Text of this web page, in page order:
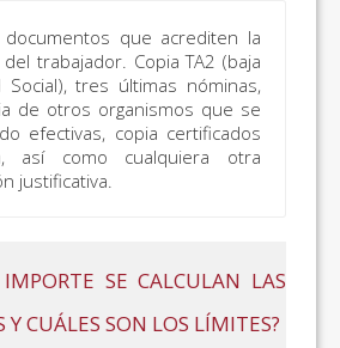
que acrediten la
trabajador. Copia TA2 (baja
Social), tres últimas nóminas,
de otros organismos que se
efectivas, copia certificados
así como cualquiera otra
justificativa.
SE CALCULAN LAS
Y CUÁLES SON LOS LÍMITES?